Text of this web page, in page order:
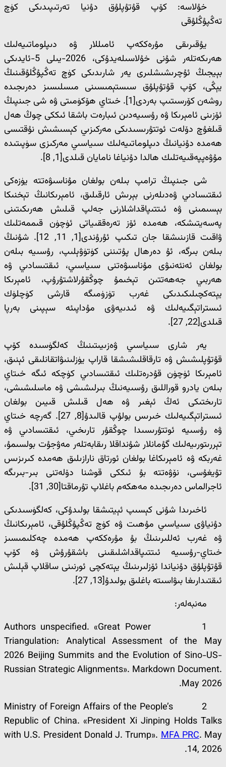
خۇلاسە: كۆپ قۇتۇپلۇق دۇنيا تەرتىپىدىكى كۈچ
تەڭپۇڭلۇقى
يۇقىرىقى مۇرەككەپ ئامىللار ۋە دىپلوماتىيەلىك
ھەرىكەتلەر شۇنى خۇلاسىلەيدۇكى، 2026-يىلى 5-ئايدىكى
بېيجىڭ ئۇچرىشىشلىرى يەر شارىدىكى كۈچ تەڭپۇڭلۇقىنىڭ
يېڭى، كۆپ قۇتۇپلۇق سىستېمىسىنى مىسلىسىز دەرىجىدە
روشەن كۆرسىتىپ بەردى[1]. خىتاي ھۆكۈمىتى ۋە شى جىنپىڭ
ئۆزىنى ئامېرىكا ۋە رۇسىيەدىن ئىبارەت باشقا ئىككى چوڭ ھەل
قىلغۇچ دۆلەت ئوتتۇرىسىدىكى مەركىزىي كېسىشىش نۇقتىسى
ھەمدە دۇنيانىڭ دىپلوماتىيەلىك سىياسىي مەركىزى سۈپىتىدە
مۇۋەپپەقىيەتلىك ھالدا دۇنياغا نامايان قىلدى[1, 8].
شى جىنپىڭ ترامپ بىلەن بولغان مۇناسىۋەتتە يۈزەكى
ئىقتىسادىي ۋەدىلەرنى بېرىش ئارقىلىق، ئامېرىكانىڭ تېخنىكا
بېسىمىنى ۋە ئىتتىپاقداشلارنى جەلپ قىلىش ھەرىكىتىنى
پەسەيتىشكە، ھەمدە ئۆز تەرەققىياتى ئۈچۈن قىممەتلىك
ۋاقىت قازىنىشقا جان تىكىپ ئۇرۇندى[1, 11, 12]. شۇنىڭ
بىلەن بىرگە، ئۇ دەرھال پۇتىننى كۈتۈۋېلىپ، رۇسىيە بىلەن
بولغان ئەنئەنىۋى مۇناسىۋەتنى سىياسىي، ئىقتىسادىي ۋە
ھەربىي جەھەتتىن تېخىمۇ چوڭقۇرلاشتۇرۇپ، ئامېرىكا
يېتەكچىلىكىدىكى غەرب تۈزۈمىگە قارشى كۈچلۈك
ئىستراتېگىيەلىك ۋە ئىدىيەۋى مۇداپىئە سېپىنى بەرپا
قىلدى[22, 27].
يەر شارى سىياسىي ۋەزىيىتىنىڭ كەلگۈسىدە كۆپ
قۇتۇپلىشىش ۋە تارقاقلىشىشقا قاراپ يۈزلىنىۋاتقانلىقى ئېنىق،
ئامېرىكا ئۈچۈن قۇدرەتلىك ئىقتىسادىي كۈچكە ئىگە خىتاي
بىلەن يادرو قوراللىق رۇسىيەنىڭ بىرلىشىشى ۋە ماسلىشىشى،
تارىختىكى ئەڭ ئېغىر ۋە ھەل قىلىش قىيىن بولغان
ئىستراتېگىيەلىك خىرىس بولۇپ قالىدۇ[8, 27]. گەرچە خىتاي
ۋە رۇسىيە ئوتتۇرىسىدا چوڭقۇر تارىخىي، ئىقتىسادىي ۋە
تېررىتورىيەلىك گۇمانلار شۇنداقلا رىقابەتلەر مەۋجۇت بولسىمۇ،
غەربكە ۋە ئامېرىكاغا بولغان ئورتاق نارازىلىق ھەمدە كىرىزىس
تۇيغۇسى، نۆۋەتتە بۇ ئىككى قوشنا دۆلەتنى بىر-بىرىگە
ئاجرالماس دەرىجىدە مەھكەم باغلاپ تۇرماقتا[30, 31].
ئاخىرىدا شۇنى كېسىپ ئېيتىشقا بولىدۇكى، كەلگۈسىدىكى
دۇنياۋى سىياسىي مۇھىت ۋە كۈچ تەڭپۇڭلۇقى، ئامېرىكانىڭ
ۋە غەرب ئەللىرىنىڭ بۇ مۇرەككەپ ھەمدە چەكلىمىسىز
خىتاي-رۇسىيە ئىتتىپاقداشلىقىنى باشقۇرۇش ۋە كۆپ
قۇتۇپلۇق دۇنياندا ئۆزلىرىنىڭ يېتەكچى ئورنىنى ساقلاپ قېلىش
ئىقتىدارىغا بىۋاسىتە باغلىق بولىدۇ[13, 27].
مەنبەلەر:
1 Authors unspecified. «Great Power
Triangulation: Analytical Assessment of the May
2026 Beijing Summits and the Evolution of Sino-US-
Russian Strategic Alignments». Markdown Document.
May 2026.
2 Ministry of Foreign Affairs of the People’s
Republic of China. «President Xi Jinping Holds Talks
with U.S. President Donald J. Trump».MFA PRC. May
14, 2026.